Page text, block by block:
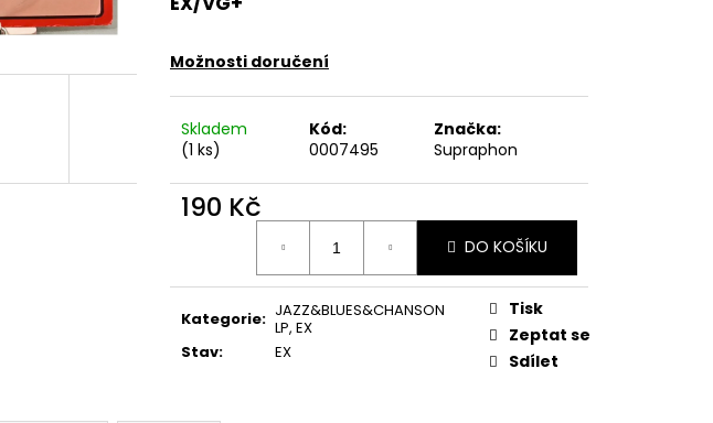
Možnosti doručení
Skladem
(1 ks)
Kód:
0007495
Značka:
Supraphon
190 Kč
DO KOŠÍKU
Kategorie: JAZZ&BLUES&CHANSON
LP, EX
Stav: EX
Tisk
Zeptat se
Sdílet
PINK FLOYD – THE PIPER AT THE GATES
OF DAWN CD